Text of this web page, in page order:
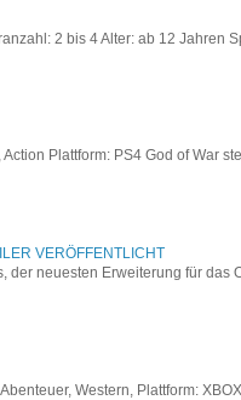
2 bis 4 Alter: ab 12 Jahren
Plattform: PS4 God of War
VERÖFFENTLICHT
der neuesten Erweiterung für
Western, Plattform: